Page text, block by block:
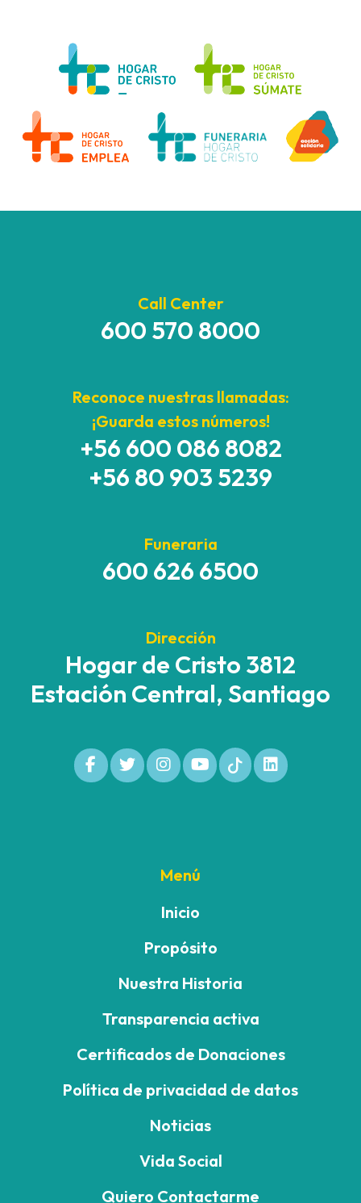
Call Center
600 570 8000
Reconoce nuestras llamadas:
¡Guarda estos números!
+56 600 086 8082
+56 80 903 5239
Funeraria
600 626 6500
Dirección
Hogar de Cristo 3812
Estación Central, Santiago
Menú
Inicio
Propósito
Nuestra Historia
Transparencia activa
Certificados de Donaciones
Política de privacidad de datos
Noticias
Vida Social
Quiero Contactarme